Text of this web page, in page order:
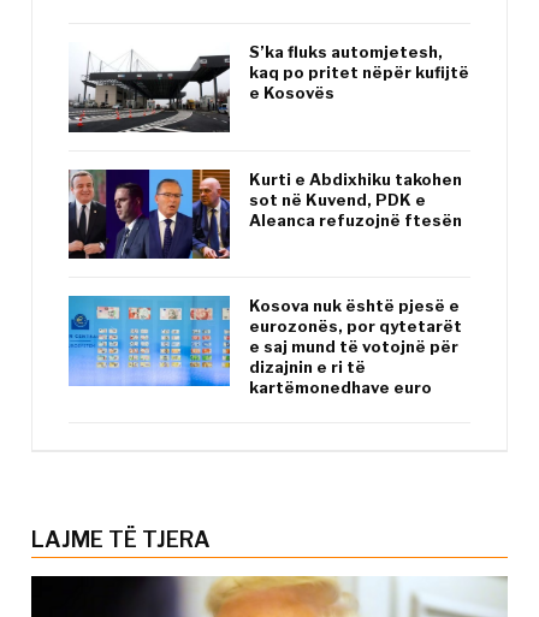
S’ka fluks automjetesh,
kaq po pritet nëpër kufijtë
e Kosovës
Kurti e Abdixhiku takohen
sot në Kuvend, PDK e
Aleanca refuzojnë ftesën
Kosova nuk është pjesë e
eurozonës, por qytetarët
e saj mund të votojnë për
dizajnin e ri të
kartëmonedhave euro
LAJME TË TJERA